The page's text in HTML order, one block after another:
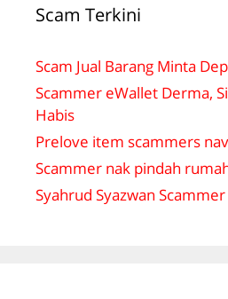
Scam Terkini
Scam Jual Barang Minta
Scammer eWallet Derma,
Habis
Prelove item scammers
Scammer nak pindah
Syahrud Syazwan